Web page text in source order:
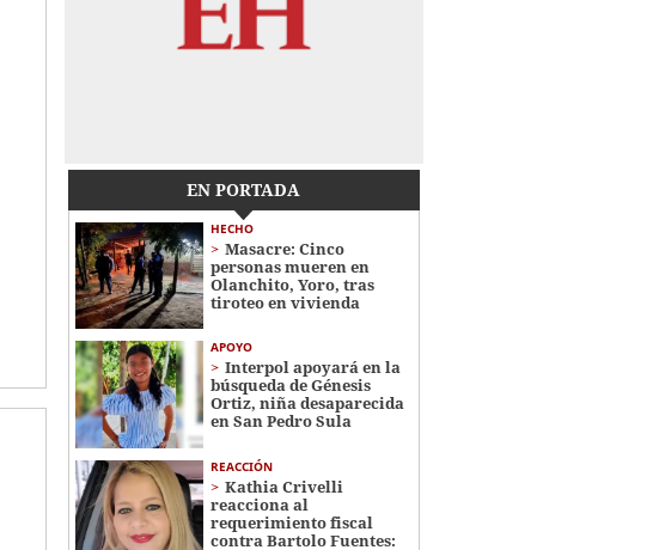
EN PORTADA
HECHO
Masacre: Cinco
personas mueren en
Olanchito, Yoro, tras
tiroteo en vivienda
APOYO
Interpol apoyará en la
búsqueda de Génesis
Ortiz, niña desaparecida
en San Pedro Sula
REACCIÓN
Kathia Crivelli
reacciona al
requerimiento fiscal
contra Bartolo Fuentes: